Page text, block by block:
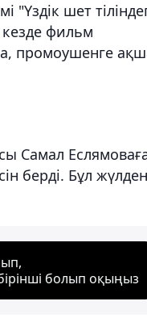
шет
фильм
промоушенге
Самал
берді. Бұл
болып оқыңыз